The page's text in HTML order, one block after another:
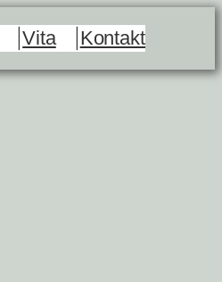
Vita Kontakt